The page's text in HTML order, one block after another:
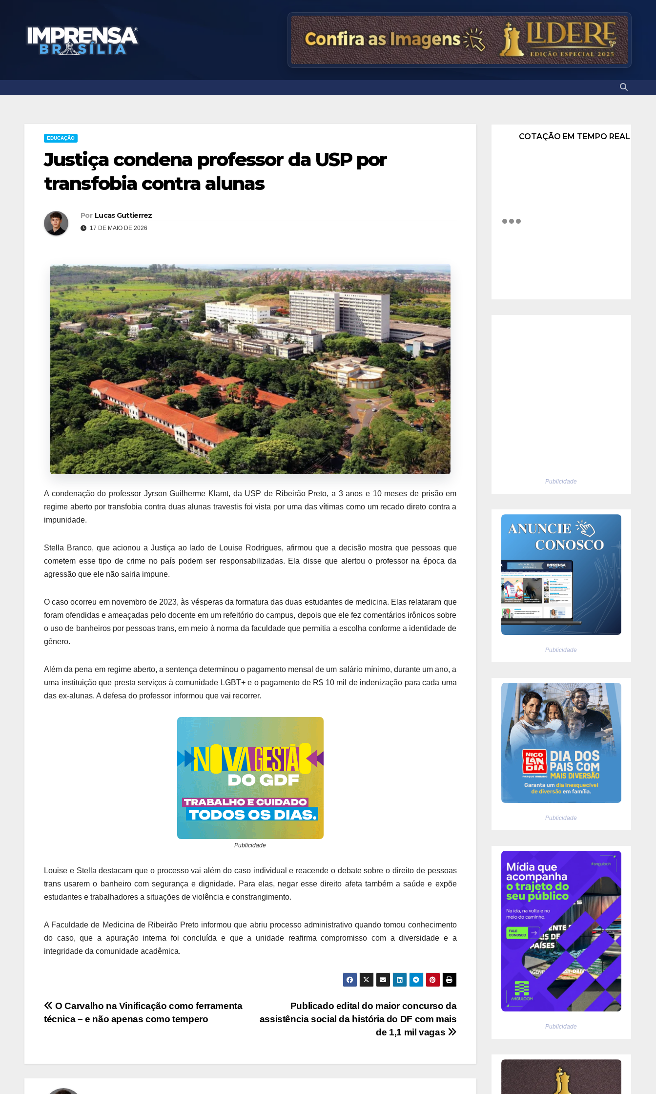
EDUCAÇÃO
Justiça condena professor da USP por
transfobia contra alunas
Por Lucas Guttierrez
17 DE MAIO DE 2026
A condenação do professor Jyrson Guilherme Klamt, da USP de Ribeirão Preto, a 3 anos e 10 meses de prisão em
regime aberto por transfobia contra duas alunas travestis foi vista por uma das vítimas como um recado direto contra a
impunidade.
Stella Branco, que acionou a Justiça ao lado de Louise Rodrigues, afirmou que a decisão mostra que pessoas que
cometem esse tipo de crime no país podem ser responsabilizadas. Ela disse que alertou o professor na época da
agressão que ele não sairia impune.
O caso ocorreu em novembro de 2023, às vésperas da formatura das duas estudantes de medicina. Elas relataram que
foram ofendidas e ameaçadas pelo docente em um refeitório do campus, depois que ele fez comentários irônicos sobre
o uso de banheiros por pessoas trans, em meio à norma da faculdade que permitia a escolha conforme a identidade de
gênero.
Além da pena em regime aberto, a sentença determinou o pagamento mensal de um salário mínimo, durante um ano, a
uma instituição que presta serviços à comunidade LGBT+ e o pagamento de R$ 10 mil de indenização para cada uma
das ex-alunas. A defesa do professor informou que vai recorrer.
Publicidade
Louise e Stella destacam que o processo vai além do caso individual e reacende o debate sobre o direito de pessoas
trans usarem o banheiro com segurança e dignidade. Para elas, negar esse direito afeta também a saúde e expõe
estudantes e trabalhadores a situações de violência e constrangimento.
A Faculdade de Medicina de Ribeirão Preto informou que abriu processo administrativo quando tomou conhecimento
do caso, que a apuração interna foi concluída e que a unidade reafirma compromisso com a diversidade e a
integridade da comunidade acadêmica.
Navegação
Publicado edital do maior concurso da
assistência social da história do DF com mais
de 1,1 mil vagas
O Carvalho na Vinificação como ferramenta
técnica – e não apenas como tempero
COTAÇÃO EM TEMPO REAL
Publicidade
Publicidade
Publicidade
Publicidade